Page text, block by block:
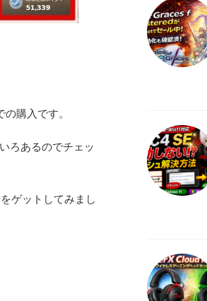
購入です。
ろあるのでチェッ
ゲットしてみまし